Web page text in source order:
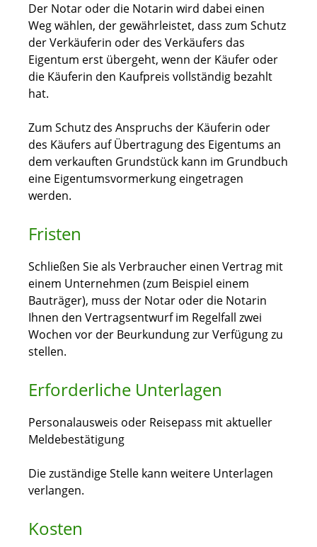
Der Notar oder die Notarin wird dabei einen
Weg wählen, der gewährleistet, dass zum Schutz
der Verkäuferin oder des Verkäufers das
Eigentum erst übergeht, wenn der Käufer oder
die Käuferin den Kaufpreis vollständig bezahlt
hat.
Zum Schutz des Anspruchs der Käuferin oder
des Käufers auf Übertragung des Eigentums an
dem verkauften Grundstück kann im Grundbuch
eine Eigentumsvormerkung eingetragen
werden.
Fristen
Schließen Sie als Verbraucher einen Vertrag mit
einem Unternehmen (zum Beispiel einem
Bauträger), muss der Notar oder die Notarin
Ihnen den Vertragsentwurf im Regelfall zwei
Wochen vor der Beurkundung zur Verfügung zu
stellen.
Erforderliche Unterlagen
Personalausweis oder Reisepass mit aktueller
Meldebestätigung
Die zuständige Stelle kann weitere Unterlagen
verlangen.
Kosten